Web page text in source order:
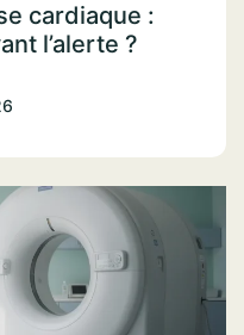
cardiaque :
l’alerte ?